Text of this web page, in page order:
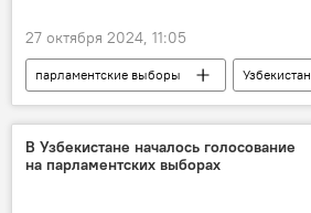
27 октября 2024, 11:05
парламентские выборы
Узбекистан
ЦИК Узбекистана
голосование
СНГ
В Узбекистане началось голосование
на парламентских выборах